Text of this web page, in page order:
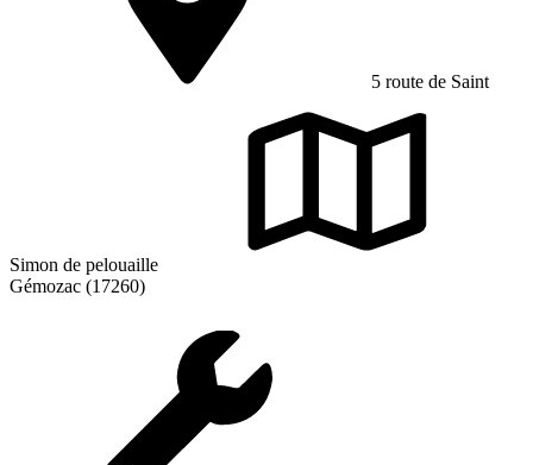
5 route de Saint
Simon de pelouaille
Gémozac (17260)